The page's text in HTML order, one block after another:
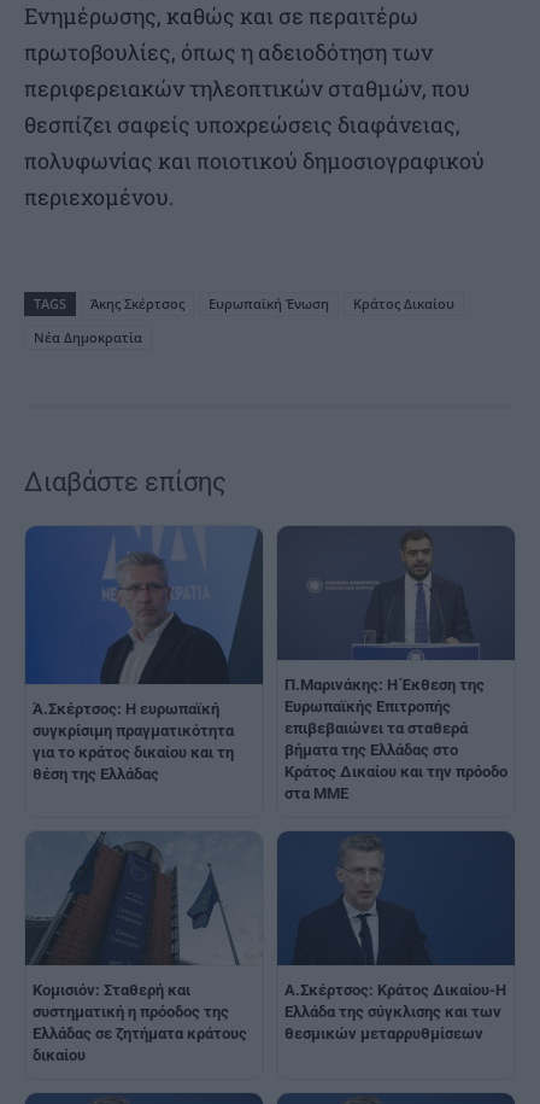
Ενημέρωσης, καθώς και σε περαιτέρω
πρωτοβουλίες, όπως η αδειοδότηση των
περιφερειακών τηλεοπτικών σταθμών, που
θεσπίζει σαφείς υποχρεώσεις διαφάνειας,
πολυφωνίας και ποιοτικού δημοσιογραφικού
περιεχομένου.
TAGS Άκης Σκέρτσος Ευρωπαϊκή Ένωση
Κράτος Δικαίου
Νέα Δημοκρατία
Διαβάστε επίσης
Ά.Σκέρτσος: Η ευρωπαϊκή
συγκρίσιμη πραγματικότητα
για το κράτος δικαίου και τη
θέση της Ελλάδας
Π.Μαρινάκης: Η Έκθεση της
Ευρωπαϊκής Επιτροπής
επιβεβαιώνει τα σταθερά
βήματα της Ελλάδας στο
Κράτος Δικαίου και την πρόοδο
στα ΜΜΕ
Κομισιόν: Σταθερή και
συστηματική η πρόοδος της
Ελλάδας σε ζητήματα κράτους
δικαίου
Α.Σκέρτσος: Κράτος Δικαίου-Η
Ελλάδα της σύγκλισης και των
θεσμικών μεταρρυθμίσεων